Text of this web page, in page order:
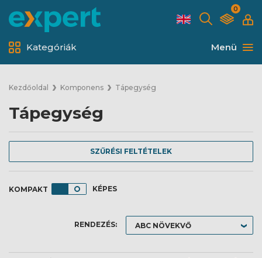
0
Menü
Kategóriák
Kezdőoldal Komponens Tápegység
Tápegység
SZŰRÉSI FELTÉTELEK
KÉPES
RENDEZÉS: